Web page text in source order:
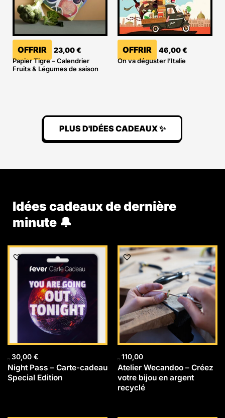
OFFRIR 23,00€
Papier Tigre – Calendrier
Fruits & Légumes de saison
OFFRIR 46,00€
On va déguster l’Italie
PLUS D'IDÉES CADEAUX ✨
Idées cadeaux de dernière
minute 🔔
30,00 €
Night Pass – Carte-cadeau
Special Edition
110,00
Atelier Wecandoo – Créez
votre bijou en argent
recyclé